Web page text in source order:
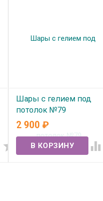

Шары с гелием под
потолок №79
В наличии
2 900 ₽
